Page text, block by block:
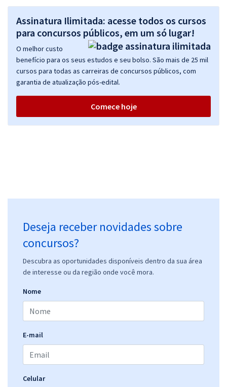
Assinatura Ilimitada: acesse todos os cursos
para concursos públicos, em um só lugar!
O melhor custo
benefício para os seus estudos e seu bolso. São mais de 25 mil
cursos para todas as carreiras de concursos públicos, com
garantia de atualização pós-edital.
Comece hoje
Deseja receber novidades sobre
concursos?
Descubra as oportunidades disponíveis dentro da sua área
de interesse ou da região onde você mora.
Nome
E-mail
Celular